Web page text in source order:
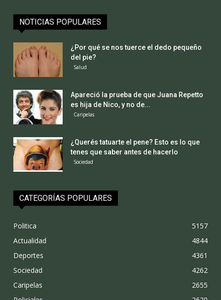
NOTICIAS POPULARES
¿Por qué se nos tuerce el dedo pequeño
del pie?
Salud
Apareció la prueba de que Juana Repetto
es hija de Nico, y no de...
Caripelas
¿Querés tatuarte el pene? Esto es lo que
tenes que saber antes de hacerlo
Sociedad
CATEGORÍAS POPULARES
Politica
5157
Actualidad
4844
Deportes
4361
Sociedad
4262
Caripelas
2655